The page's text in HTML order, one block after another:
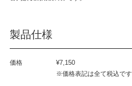
製品仕様
価格
¥7,150
※価格表記は全て税込です